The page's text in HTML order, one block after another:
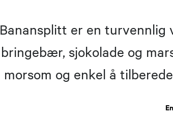
Banansplitt er en turvennlig
bringebær, sjokolade og
morsom og enkel å